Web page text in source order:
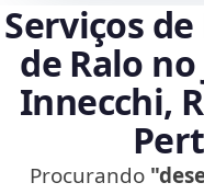
Serviços
de Ralo
Innecchi,
Procurando